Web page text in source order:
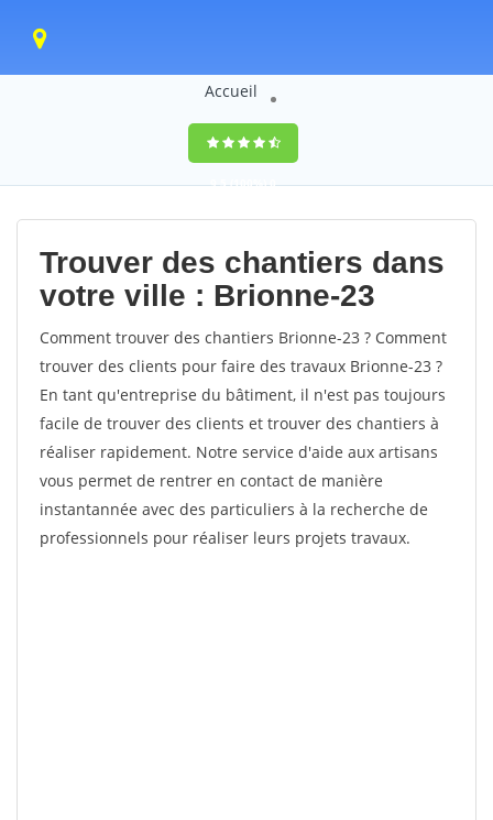
Accueil
9,5(100%)0
votes
Trouver des chantiers dans
votre ville : Brionne-23
Comment trouver des chantiers Brionne-23 ? Comment
trouver des clients pour faire des travaux Brionne-23 ?
En tant qu'entreprise du bâtiment, il n'est pas toujours
facile de trouver des clients et trouver des chantiers à
réaliser rapidement. Notre service d'aide aux artisans
vous permet de rentrer en contact de manière
instantannée avec des particuliers à la recherche de
professionnels pour réaliser leurs projets travaux.